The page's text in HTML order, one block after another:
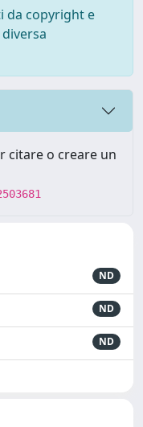
da copyright e
citare o creare un
ND
ND
ND